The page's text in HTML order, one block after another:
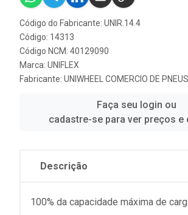
Código do Fabricante: UNIR.14.4
Código: 14313
Código NCM: 40129090
Marca: UNIFLEX
Fabricante: UNIWHEEL COMERCIO DE
Faça seu login ou
cadastre-se para ver preços e
Descrição
100% da capacidade máxima de